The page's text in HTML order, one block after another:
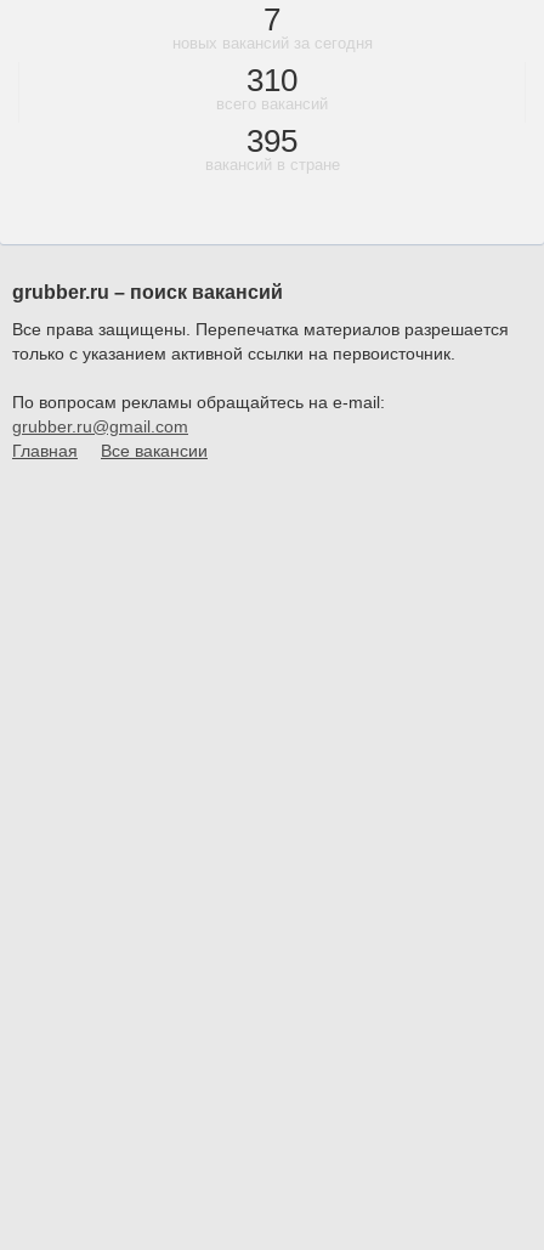
7
новых вакансий за сегодня
310
всего вакансий
395
вакансий в стране
grubber.ru – поиск вакансий
Все права защищены. Перепечатка материалов разрешается
только с указанием активной ссылки на первоисточник.
По вопросам рекламы обращайтесь на e-mail:
grubber.ru@gmail.com
Главная
Все вакансии